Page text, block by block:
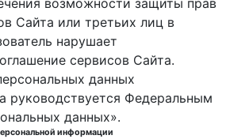
возможности защиты прав
Сайта или третьих лиц в
нарушает
сервисов Сайта.
данных
руководствуется Федеральным
данных».
информации